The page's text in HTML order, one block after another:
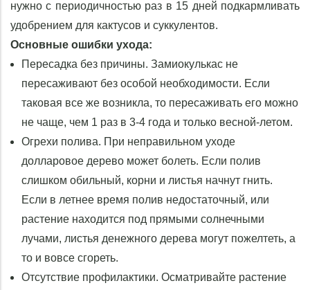
нужно с периодичностью раз в 15 дней подкармливать
удобрением для кактусов и суккулентов.
Основные ошибки ухода:
Пересадка без причины. Замиокулькас не
пересаживают без особой необходимости. Если
таковая все же возникла, то пересаживать его можно
не чаще, чем 1 раз в 3-4 года и только весной-летом.
Огрехи полива. При неправильном уходе
долларовое дерево может болеть. Если полив
слишком обильный, корни и листья начнут гнить.
Если в летнее время полив недостаточный, или
растение находится под прямыми солнечными
лучами, листья денежного дерева могут пожелтеть, а
то и вовсе сгореть.
Отсутствие профилактики. Осматривайте растение